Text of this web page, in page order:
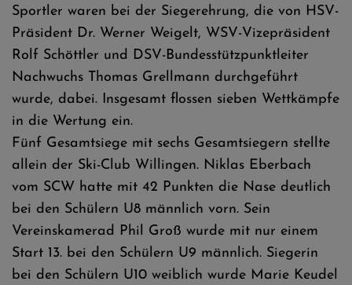
Sportler waren bei der Siegerehrung, die von HSV-
Präsident Dr. Werner Weigelt, WSV-Vizepräsident
Rolf Schöttler und DSV-Bundesstützpunktleiter
Nachwuchs Thomas Grellmann durchgeführt
wurde, dabei. Insgesamt flossen sieben Wettkämpfe
in die Wertung ein.
Fünf Gesamtsiege mit sechs Gesamtsiegern stellte
allein der Ski-Club Willingen. Niklas Eberbach
vom SCW hatte mit 42 Punkten die Nase deutlich
bei den Schülern U8 männlich vorn. Sein
Vereinskamerad Phil Groß wurde mit nur einem
Start 13. bei den Schülern U9 männlich. Siegerin
bei den Schülern U10 weiblich wurde Marie Keudel